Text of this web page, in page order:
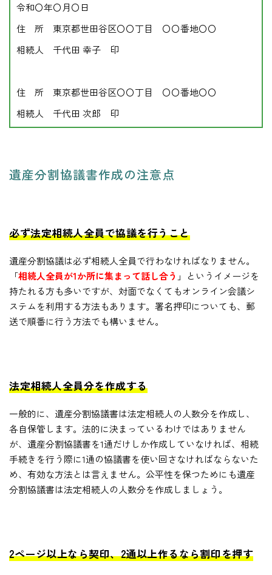
令和〇年〇月〇日
住 所 東京都世田谷区〇〇丁目 〇〇番地〇〇
相続人 千代田 幸子 印
住 所 東京都世田谷区〇〇丁目 〇〇番地〇〇
相続人 千代田 次郎 印
遺産分割協議書作成の注意点
必ず法定相続人全員で協議を行うこと
遺産分割協議は必ず相続人全員で行わなければなりません。
「相続人全員が1か所に集まって話し合う 」というイメージを
持たれる方も多いですが、対面でなくてもオンライン会議シ
ステムを利用する方法もあります。署名押印についても、郵
送で順番に行う方法でも構いません。
法定相続人全員分を作成する
一般的に、遺産分割協議書は法定相続人の人数分を作成し、
各自保管します。法的に決まっているわけではありません
が、遺産分割協議書を1通だけしか作成していなければ、相続
手続きを行う際に1通の協議書を使い回さなければならないた
め、有効な方法とは言えません。公平性を保つためにも遺産
分割協議書は法定相続人の人数分を作成しましょう。
2ページ以上なら契印、2通以上作るなら割印を押す